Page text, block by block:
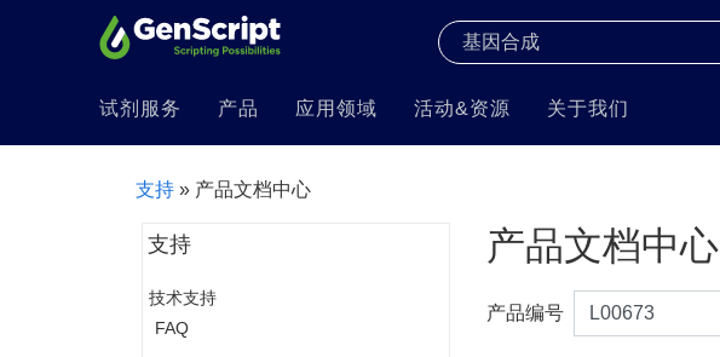
试剂服务 产品 应用领域 活动&资源 关于我们
支持 » 产品文档中心
支持
技术支持
FAQ
产品文档中心
产品编号